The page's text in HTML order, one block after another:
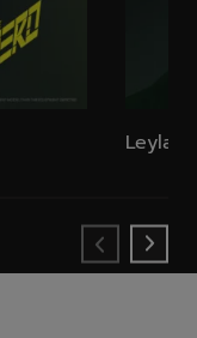
Leylah